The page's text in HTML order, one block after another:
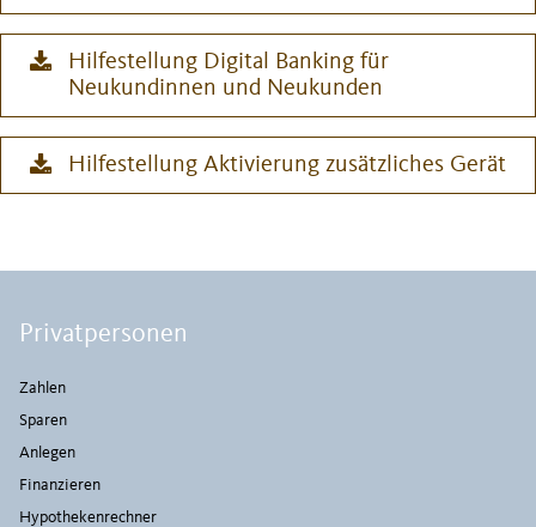
Hilfestellung Digital Banking für
Neukundinnen und Neukunden
Hilfestellung Aktivierung zusätzliches Gerät
Privatpersonen
Zahlen
Sparen
Anlegen
Finanzieren
Hypothekenrechner